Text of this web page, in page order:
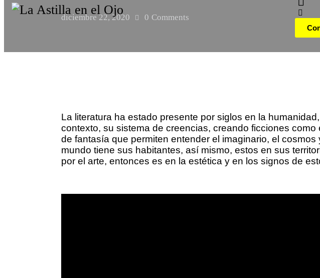
diciembre 22, 2020 0 Comments
La literatura ha estado presente por siglos en la
contexto, su sistema de creencias, creando ficciones
de fantasía que permiten entender el imaginario, el
mundo tiene sus habitantes, así mismo, estos en sus
por el arte, entonces es en la estética y en los signos de